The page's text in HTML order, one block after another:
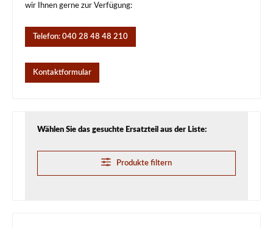
wir Ihnen gerne zur Verfügung:
Telefon: 040 28 48 48 210
Kontaktformular
Wählen Sie das gesuchte Ersatzteil aus der Liste:
Produkte filtern